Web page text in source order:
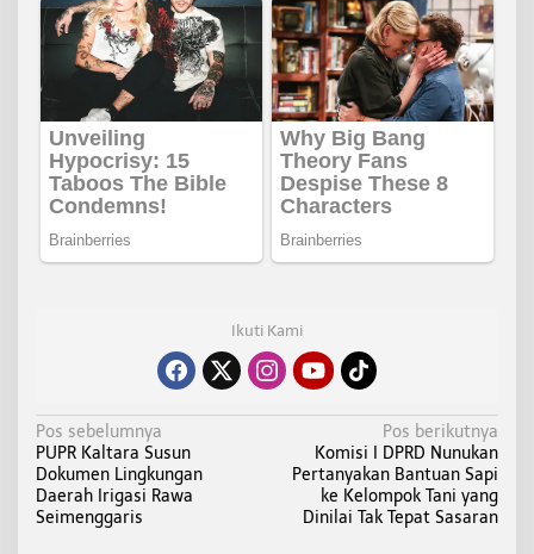
Ikuti Kami
N
a
v
i
Pos sebelumnya
PUPR Kaltara Susun
Dokumen Lingkungan
Daerah Irigasi Rawa
Seimenggaris
Pos berikutnya
Komisi I DPRD Nunukan
Pertanyakan Bantuan Sapi
ke Kelompok Tani yang
Dinilai Tak Tepat Sasaran